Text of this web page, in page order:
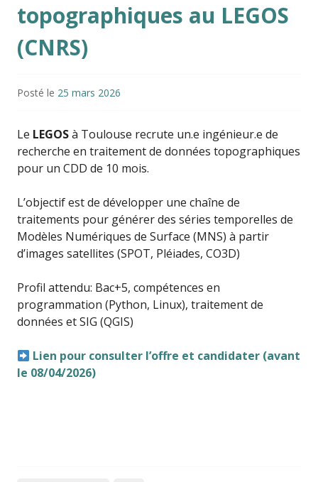
topographiques au LEGOS
(CNRS)
Posté le 25 mars 2026
Le LEGOSà Toulouse recrute un.e ingénieur.e de
recherche en traitement de données topographiques
pour un CDD de 10 mois.
L’objectif est de développer une chaîne de
traitements pour générer des séries temporelles de
Modèles Numériques de Surface (MNS) à partir
d’images satellites (SPOT, Pléiades, CO3D)
Profil attendu: Bac+5, compétences en
programmation (Python, Linux), traitement de
données et SIG (QGIS)
Lien pour consulter l’offre et candidater (avant
le 08/04/2026)